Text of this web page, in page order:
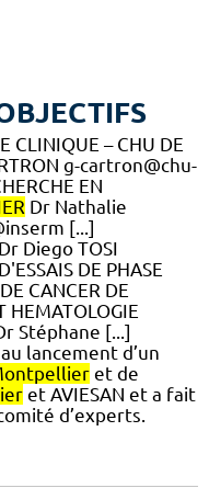
CLINIQUE – CHU DE
g-cartron@chu-
EN
Dr Nathalie
[...]
Dr Diego TOSI
DE PHASE
CANCER DE
HEMATOLOGIE
Stéphane [...]
lancement d’un
et de
et AVIESAN et a fait
d’experts.